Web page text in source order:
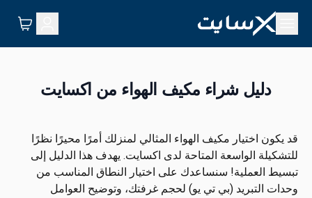
دليل شراء مكيف الهواء من اكسايت
قد يكون اختيار مكيف الهواء المثالي لمنزلك أمرًا محيرًا نظرًا
للتشكيلة الواسعة المتاحة لدى اكسايت. يهدف هذا الدليل إلى
تبسيط العملية! سنساعدك على اختيار النطاق المناسب من
وحدات التبريد (بي تي يو) لحجم غرفتك، وتوضيح العوامل